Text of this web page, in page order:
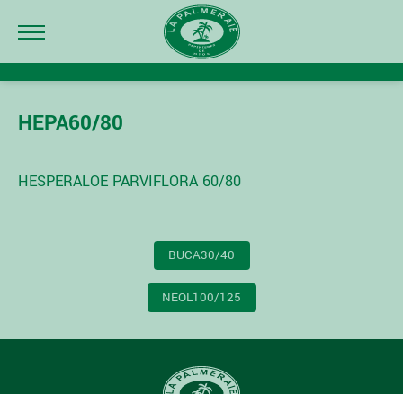
HEPA60/80
HESPERALOE PARVIFLORA 60/80
BUCA30/40
NEOL100/125